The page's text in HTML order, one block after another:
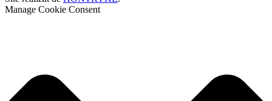
Manage Cookie Consent